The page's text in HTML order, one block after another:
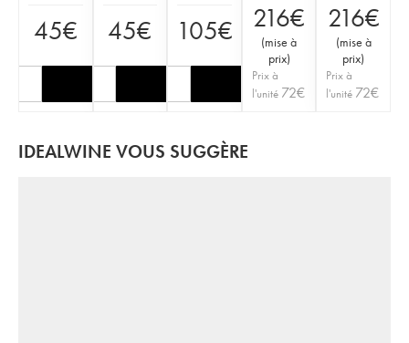
45€ 45€ 105€ 216€
(mise à
prix)
Prix à
l'unité 72€
216€
(mise à
prix)
Prix à
l'unité 72€
IDEALWINE VOUS SUGGÈRE